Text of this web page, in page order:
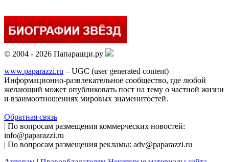
© 2004 - 2026 Папарацци.ру
www.paparazzi.ru – UGC (user generated content)
Информационно-развлекательное сообщество, где любой
желающий может опубликовать пост на тему о частной жизни
и взаимоотношениях мировых знаменитостей.
Обратная связь
| По вопросам размещения коммерческих новостей:
info@paparazzi.ru
| По вопросам размещения рекламы: adv@paparazzi.ru